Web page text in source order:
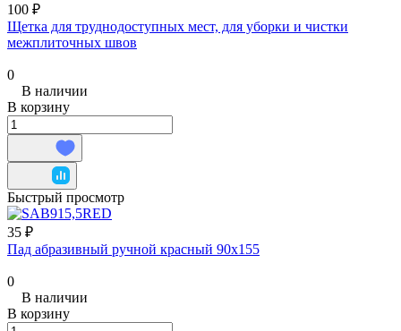
100 ₽
Щетка для труднодоступных мест, для уборки и чистки
межплиточных швов
0
В наличии
В корзину
Быстрый просмотр
35 ₽
Пад абразивный ручной красный 90х155
0
В наличии
В корзину